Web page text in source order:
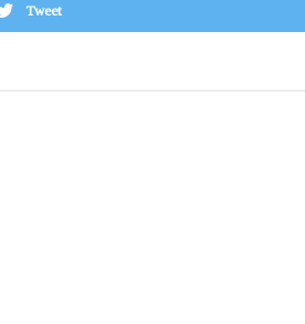
Tweet